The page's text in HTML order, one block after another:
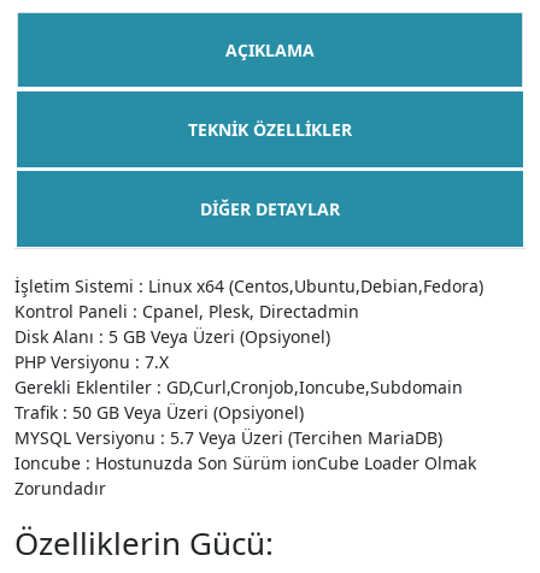
AÇIKLAMA
TEKNIK ÖZELLIKLER
DIĞER DETAYLAR
İşletim Sistemi : Linux x64 (Centos,Ubuntu,Debian,Fedora)
Kontrol Paneli : Cpanel, Plesk, Directadmin
Disk Alanı : 5 GB Veya Üzeri (Opsiyonel)
PHP Versiyonu : 7.X
Gerekli Eklentiler : GD,Curl,Cronjob,Ioncube,Subdomain
Trafik : 50 GB Veya Üzeri (Opsiyonel)
MYSQL Versiyonu : 5.7 Veya Üzeri (Tercihen MariaDB)
Ioncube : Hostunuzda Son Sürüm ionCube Loader Olmak
Zorundadır
Özelliklerin Gücü: